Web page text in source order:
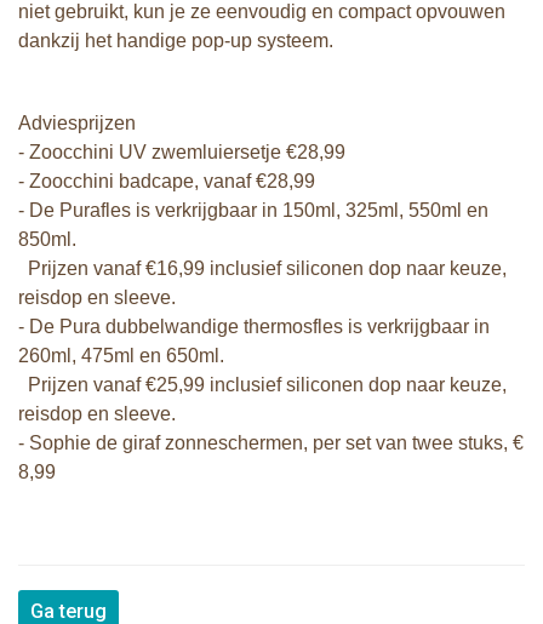
niet gebruikt, kun je ze eenvoudig en compact opvouwen
dankzij het handige pop-up systeem.
Adviesprijzen
- Zoocchini UV zwemluiersetje €28,99
- Zoocchini badcape, vanaf €28,99
- De Purafles is verkrijgbaar in 150ml, 325ml, 550ml en
850ml.
Prijzen vanaf €16,99 inclusief siliconen dop naar keuze,
reisdop en sleeve.
- De Pura dubbelwandige thermosfles is verkrijgbaar in
260ml, 475ml en 650ml.
Prijzen vanaf €25,99 inclusief siliconen dop naar keuze,
reisdop en sleeve.
- Sophie de giraf zonneschermen, per set van twee stuks, €
8,99
Ga terug